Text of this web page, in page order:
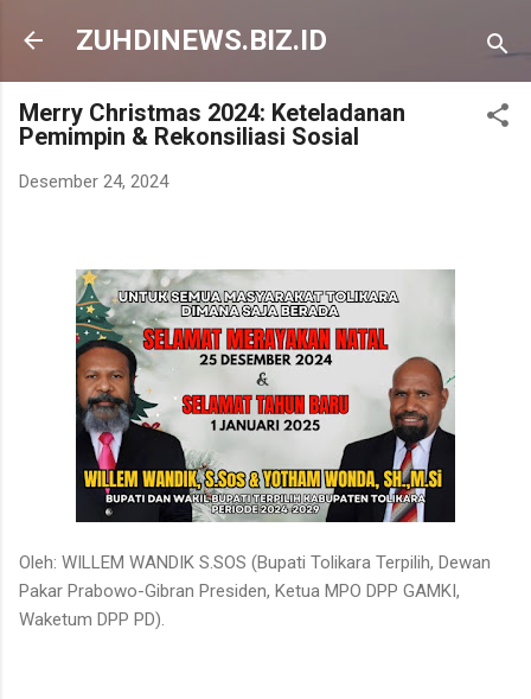
Langsung ke konten utama
ZUHDINEWS.BIZ.ID
Merry Christmas 2024: Keteladanan
Pemimpin & Rekonsiliasi Sosial
Desember 24, 2024
Oleh: WILLEM WANDIK S.SOS (Bupati Tolikara Terpilih, Dewan
Pakar Prabowo-Gibran Presiden, Ketua MPO DPP GAMKI,
Waketum DPP PD).